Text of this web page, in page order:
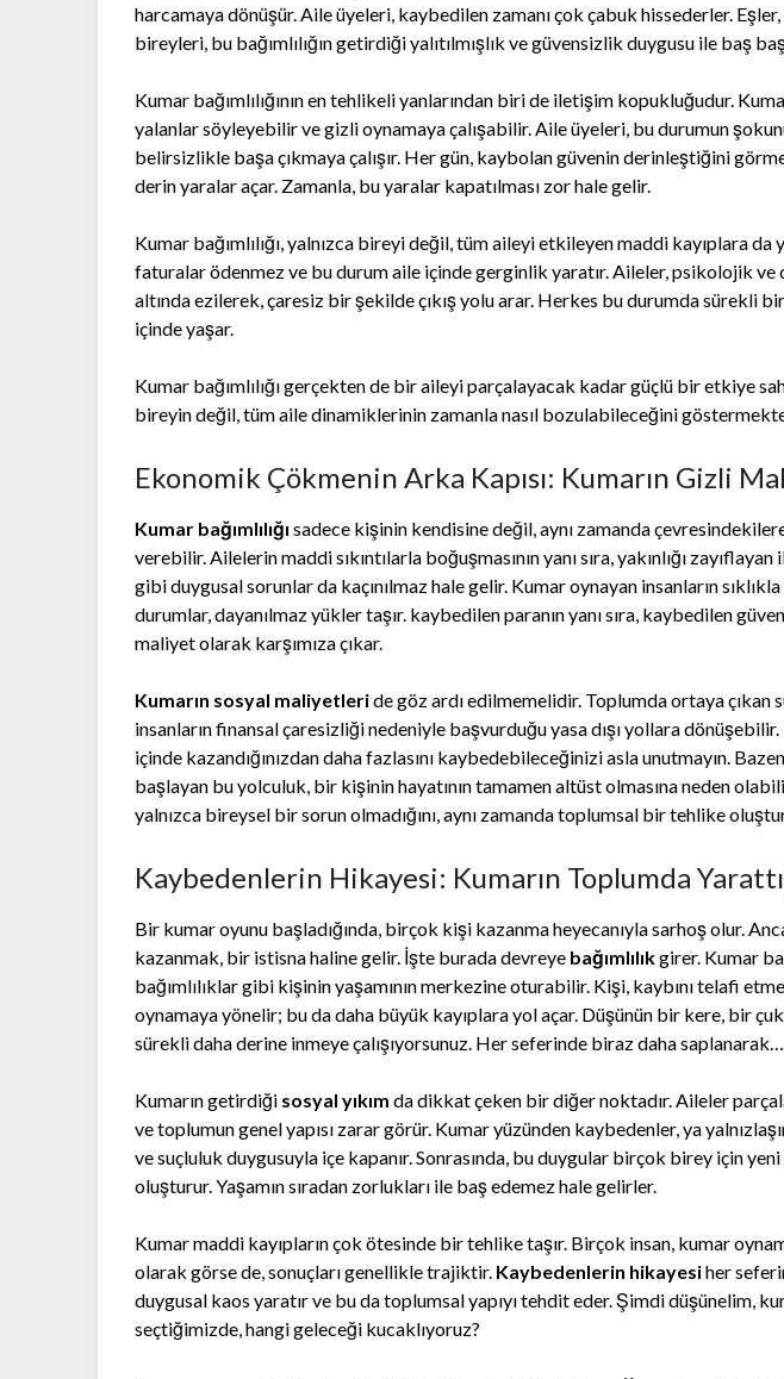
harcamaya dönüşür. Aile üyeleri, kaybedilen zamanı çok çabuk hissederler.
bireyleri, bu bağımlılığın getirdiği yalıtılmışlık ve güvensizlik duygusu ile baş
Kumar bağımlılığının en tehlikeli yanlarından biri de iletişim kopukluğudur.
yalanlar söyleyebilir ve gizli oynamaya çalışabilir. Aile üyeleri, bu durumun
belirsizlikle başa çıkmaya çalışır. Her gün, kaybolan güvenin derinleştiğini
derin yaralar açar. Zamanla, bu yaralar kapatılması zor hale gelir.
Kumar bağımlılığı, yalnızca bireyi değil, tüm aileyi etkileyen maddi kayıplara
faturalar ödenmez ve bu durum aile içinde gerginlik yaratır. Aileler, psikolojik ve
altında ezilerek, çaresiz bir şekilde çıkış yolu arar. Herkes bu durumda sürekli
içinde yaşar.
Kumar bağımlılığı gerçekten de bir aileyi parçalayacak kadar güçlü bir etkiye
bireyin değil, tüm aile dinamiklerinin zamanla nasıl bozulabileceğini
Ekonomik Çökmenin Arka Kapısı: Kumarın Gizli
Kumar bağımlılığı sadece kişinin kendisine değil, aynı zamanda
verebilir. Ailelerin maddi sıkıntılarla boğuşmasının yanı sıra, yakınlığı
gibi duygusal sorunlar da kaçınılmaz hale gelir. Kumar oynayan insanların
durumlar, dayanılmaz yükler taşır. kaybedilen paranın yanı sıra, kaybedilen
maliyet olarak karşımıza çıkar.
Kumarın sosyal maliyetleride göz ardı edilmemelidir. Toplumda ortaya çıkan
insanların finansal çaresizliği nedeniyle başvurduğu yasa dışı yollara
içinde kazandığınızdan daha fazlasını kaybedebileceğinizi asla unutmayın.
başlayan bu yolculuk, bir kişinin hayatının tamamen altüst olmasına neden
yalnızca bireysel bir sorun olmadığını, aynı zamanda toplumsal bir tehlike
Kaybedenlerin Hikayesi: Kumarın Toplumda
Bir kumar oyunu başladığında, birçok kişi kazanma heyecanıyla sarhoş olur.
kazanmak, bir istisna haline gelir. İşte burada devreye bağımlılıkgirer. Kumar
bağımlılıklar gibi kişinin yaşamının merkezine oturabilir. Kişi, kaybını telafi
oynamaya yönelir; bu da daha büyük kayıplara yol açar. Düşünün bir kere, bir
sürekli daha derine inmeye çalışıyorsunuz. Her seferinde biraz daha saplanarak…
Kumarın getirdiği sosyal yıkım da dikkat çeken bir diğer noktadır. Aileler
ve toplumun genel yapısı zarar görür. Kumar yüzünden kaybedenler, ya
ve suçluluk duygusuyla içe kapanır. Sonrasında, bu duygular birçok birey için yeni
oluşturur. Yaşamın sıradan zorlukları ile baş edemez hale gelirler.
Kumar maddi kayıpların çok ötesinde bir tehlike taşır. Birçok insan, kumar
olarak görse de, sonuçları genellikle trajiktir. Kaybedenlerin hikayesiher
duygusal kaos yaratır ve bu da toplumsal yapıyı tehdit eder. Şimdi düşünelim,
seçtiğimizde, hangi geleceği kucaklıyoruz?